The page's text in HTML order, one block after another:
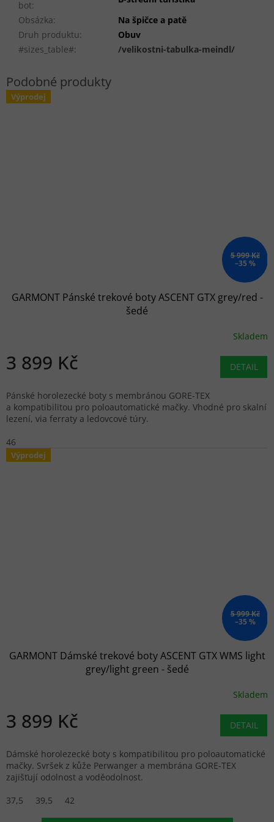
bot:
Obsázka:
Na špičce a patě
Druh produktu:
Obuv
#sizes_table#: /velikostni-tabulka-meindl/
Výprodej
5 999 Kč
–35 %
GARMONT Pánské trekové boty ASCENT GTX grey/red -
šedé
Skladem
3 899 Kč DETAIL
Pánské horolezecké boty s membránou GORE-TEX
a kompatibilitou pro poloautomatické mačky. Vhodné pro skalní
lezení, via ferraty a ledovcové túry.
46
Výprodej
5 999 Kč
–35 %
GARMONT Dámské trekové boty ASCENT GTX WMS light
grey/light green - šedé
Skladem
3 899 Kč DETAIL
Dámské horolezecké boty s kompatibilitou pro poloautomatické
mačky. Svršek z kůže Perwanger a membrána GORE-TEX
zajišťují odolnost a voděodolnost.
37,5
39,5 42